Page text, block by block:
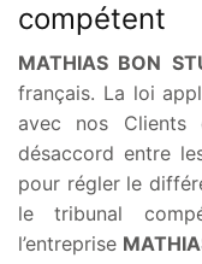
compétent
MATHIAS BON
français. La loi
avec nos
désaccord entre
pour régler le
le tribunal
l’entreprise